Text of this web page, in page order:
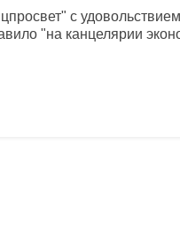
с
"на канцелярии